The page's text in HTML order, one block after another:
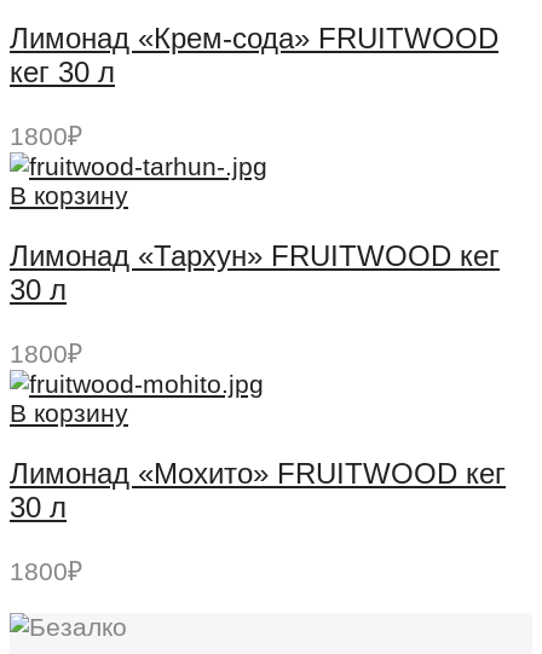
Лимонад «Крем-сода» FRUITWOOD
кег 30 л
1800₽
В корзину
Лимонад «Тархун» FRUITWOOD кег
30 л
1800₽
В корзину
Лимонад «Мохито» FRUITWOOD кег
30 л
1800₽